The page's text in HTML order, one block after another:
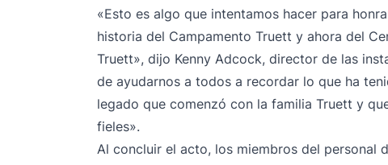
«Esto es algo que intentamos hacer para
historia del Campamento Truett y ahora del
Truett», dijo Kenny Adcock, director de las
de ayudarnos a todos a recordar lo que ha
legado que comenzó con la familia Truett y
fieles».
Al concluir el acto, los miembros del personal